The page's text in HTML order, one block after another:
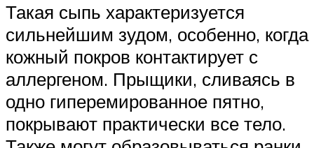
Такая сыпь характеризуется
сильнейшим зудом, особенно, когда
кожный покров контактирует с
аллергеном. Прыщики, сливаясь в
одно гиперемированное пятно,
покрывают практически все тело.